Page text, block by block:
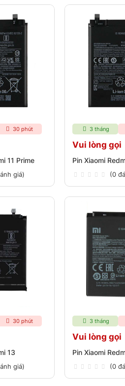
30 phút
11 Prime
giá)
3 tháng
Vui lòng gọi
Pin Xiaomi
(0
30 phút
13
giá)
3 tháng
Vui lòng gọi
Pin Xiaomi
(0